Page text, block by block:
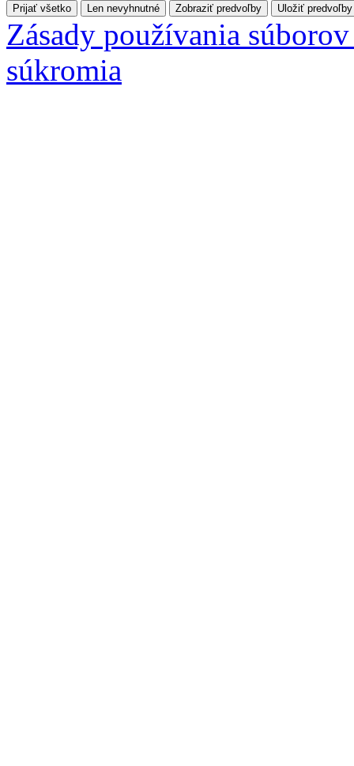
Prijať všetko Len nevyhnutné Zobraziť predvoľby Uložiť predvoľby
Zásady používania
súkromia